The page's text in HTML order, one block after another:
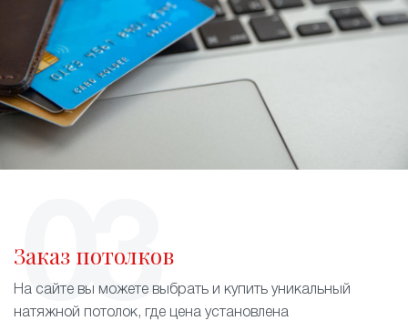
Заказ потолков
На сайте вы можете выбрать и купить уникальный
натяжной потолок, где цена установлена